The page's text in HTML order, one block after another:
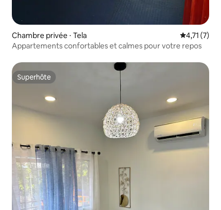
Chambre privée ⋅ Tela Évaluation
4,71 (7)
Appartements confortables et calmes pour votre repos
Superhôte
Superhôte